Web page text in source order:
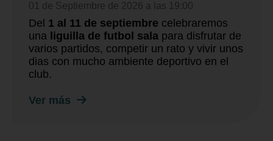
01 de Septiembre de 2026 a las 19:00
Del 1 al 11 de septiembre celebraremos
una liguilla de futbol sala para disfrutar de
varios partidos, competir un rato y vivir unos
dias con mucho ambiente deportivo en el
club.
Ver más